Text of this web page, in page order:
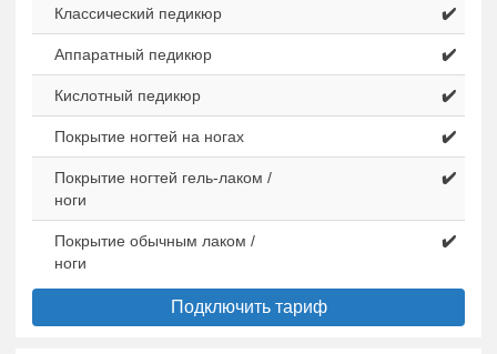
Классический педикюр ✔️
Аппаратный педикюр ✔️
Кислотный педикюр ✔️
Покрытие ногтей на ногах ✔️
Покрытие ногтей гель-лаком /
ноги
✔️
Покрытие обычным лаком /
ноги
✔️
Подключить тариф